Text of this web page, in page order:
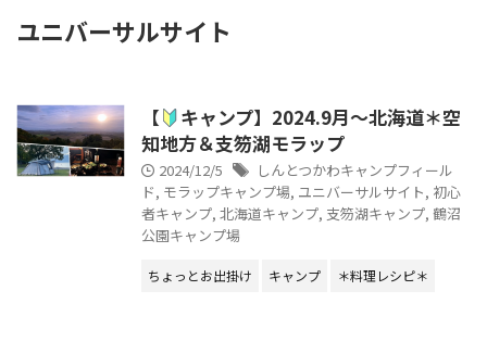
ユニバーサルサイト
【
キャンプ】2024.9月～北海道＊空
知地方＆支笏湖モラップ
2024/12/5
しんとつかわキャンプフィール
ド, モラップキャンプ場, ユニバーサルサイト, 初心
者キャンプ, 北海道キャンプ, 支笏湖キャンプ, 鶴沼
公園キャンプ場
ちょっとお出掛け キャンプ ＊料理レシピ＊